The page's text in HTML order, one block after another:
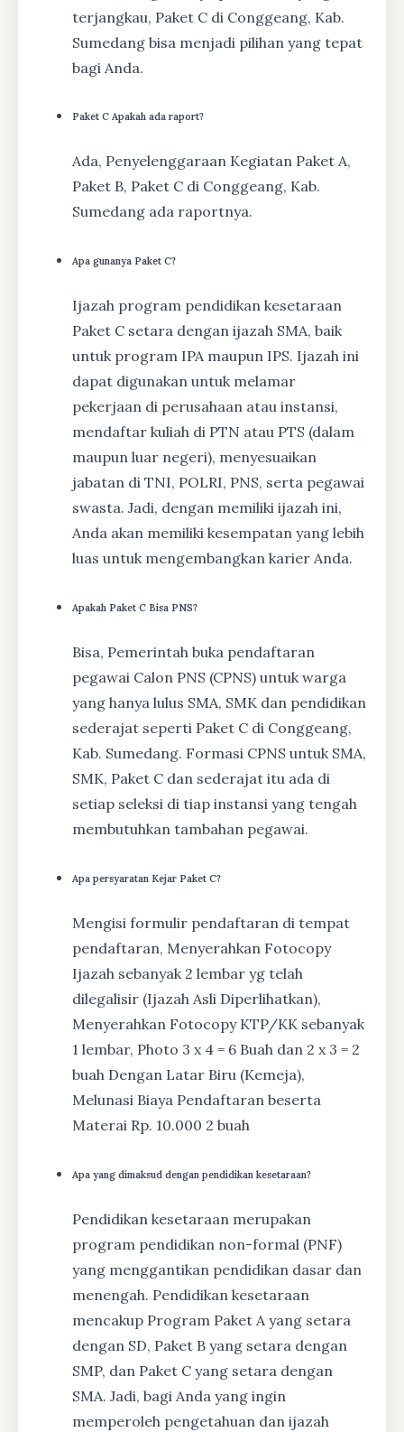
terjangkau, Paket C di Conggeang, Kab.
Sumedang bisa menjadi pilihan yang tepat
bagi Anda.
Paket C Apakah ada raport?
Ada, Penyelenggaraan Kegiatan Paket A,
Paket B, Paket C di Conggeang, Kab.
Sumedang ada raportnya.
Apa gunanya Paket C?
Ijazah program pendidikan kesetaraan
Paket C setara dengan ijazah SMA, baik
untuk program IPA maupun IPS. Ijazah ini
dapat digunakan untuk melamar
pekerjaan di perusahaan atau instansi,
mendaftar kuliah di PTN atau PTS (dalam
maupun luar negeri), menyesuaikan
jabatan di TNI, POLRI, PNS, serta pegawai
swasta. Jadi, dengan memiliki ijazah ini,
Anda akan memiliki kesempatan yang lebih
luas untuk mengembangkan karier Anda.
Apakah Paket C Bisa PNS?
Bisa, Pemerintah buka pendaftaran
pegawai Calon PNS (CPNS) untuk warga
yang hanya lulus SMA, SMK dan pendidikan
sederajat seperti Paket C di Conggeang,
Kab. Sumedang. Formasi CPNS untuk SMA,
SMK, Paket C dan sederajat itu ada di
setiap seleksi di tiap instansi yang tengah
membutuhkan tambahan pegawai.
Apa persyaratan Kejar Paket C?
Mengisi formulir pendaftaran di tempat
pendaftaran, Menyerahkan Fotocopy
Ijazah sebanyak 2 lembar yg telah
dilegalisir (Ijazah Asli Diperlihatkan),
Menyerahkan Fotocopy KTP/KK sebanyak
1 lembar, Photo 3 x 4 = 6 Buah dan 2 x 3 = 2
buah Dengan Latar Biru (Kemeja),
Melunasi Biaya Pendaftaran beserta
Materai Rp. 10.000 2 buah
Apa yang dimaksud dengan pendidikan kesetaraan?
Pendidikan kesetaraan merupakan
program pendidikan non-formal (PNF)
yang menggantikan pendidikan dasar dan
menengah. Pendidikan kesetaraan
mencakup Program Paket A yang setara
dengan SD, Paket B yang setara dengan
SMP, dan Paket C yang setara dengan
SMA. Jadi, bagi Anda yang ingin
memperoleh pengetahuan dan ijazah